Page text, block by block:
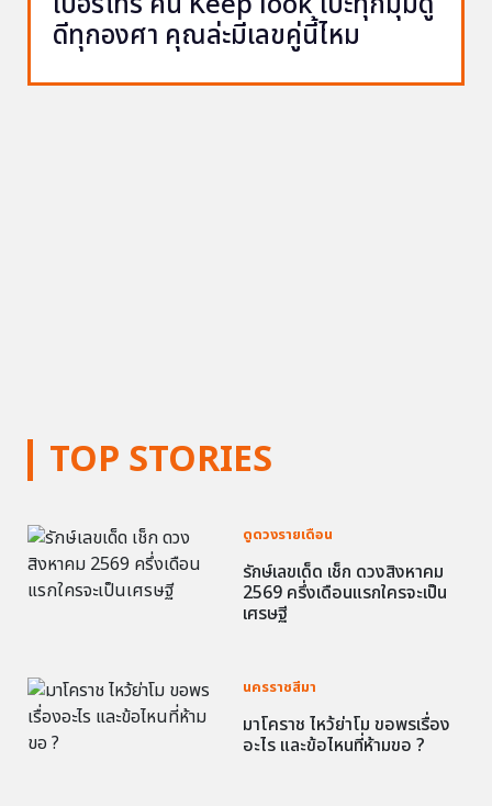
TOP STORIES
ดูดวงรายเดือน
รักษ์เลขเด็ด เช็ก ดวงสิงหาคม
2569 ครึ่งเดือนแรกใครจะเป็น
เศรษฐี
นครราชสีมา
มาโคราช ไหว้ย่าโม ขอพรเรื่อง
อะไร และข้อไหนที่ห้ามขอ ?
ดีทุกองศา คุณล่ะมีเลขคู่นี้ไหม